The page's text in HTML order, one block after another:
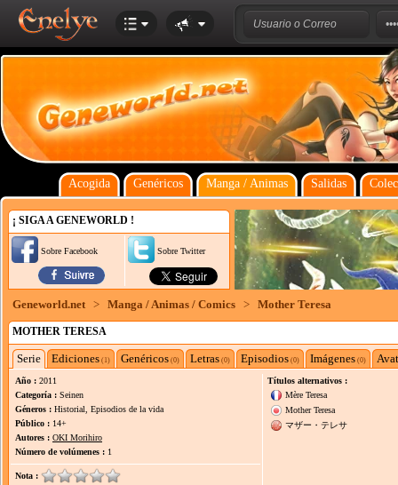
Acogida Genéricos Manga / Animas Salidas
¡ SIGA A GENEWORLD !
Sobre Facebook Sobre Twitter
Geneworld.net > Manga / Animas / Comics > Mother Teresa
MOTHER TERESA
Serie Ediciones (1) Genéricos (0) Letras (0) Episodios (0) Imágenes (0)
Año : 2011
Categoría : Seinen
Géneros : Historial, Episodios de la vida
Público : 14+
Autores : OKI Morihiro
Número de volúmenes : 1
Nota :
Títulos alternativos :
Mère Teresa
Mother Teresa
マザー・テレサ